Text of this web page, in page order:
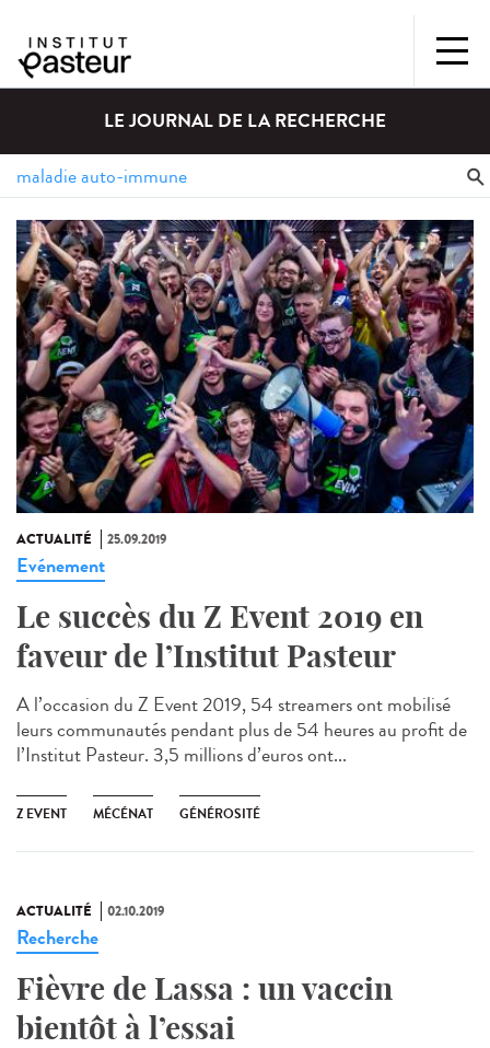
LE JOURNAL DE LA RECHERCHE
ACTUALITÉ 25.09.2019
Evénement
Le succès du Z Event 2019 en
faveur de l’Institut Pasteur
A l’occasion du Z Event 2019, 54 streamers ont mobilisé
leurs communautés pendant plus de 54 heures au profit de
l’Institut Pasteur. 3,5 millions d’euros ont...
Z EVENT MÉCÉNAT GÉNÉROSITÉ
ACTUALITÉ 02.10.2019
Recherche
Fièvre de Lassa : un vaccin
bientôt à l’essai